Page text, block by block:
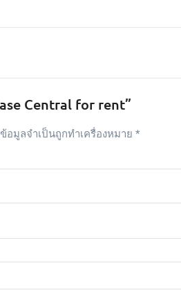
Central for rent”
อมูลจำเป็นถูกทำเครื่องหมาย *